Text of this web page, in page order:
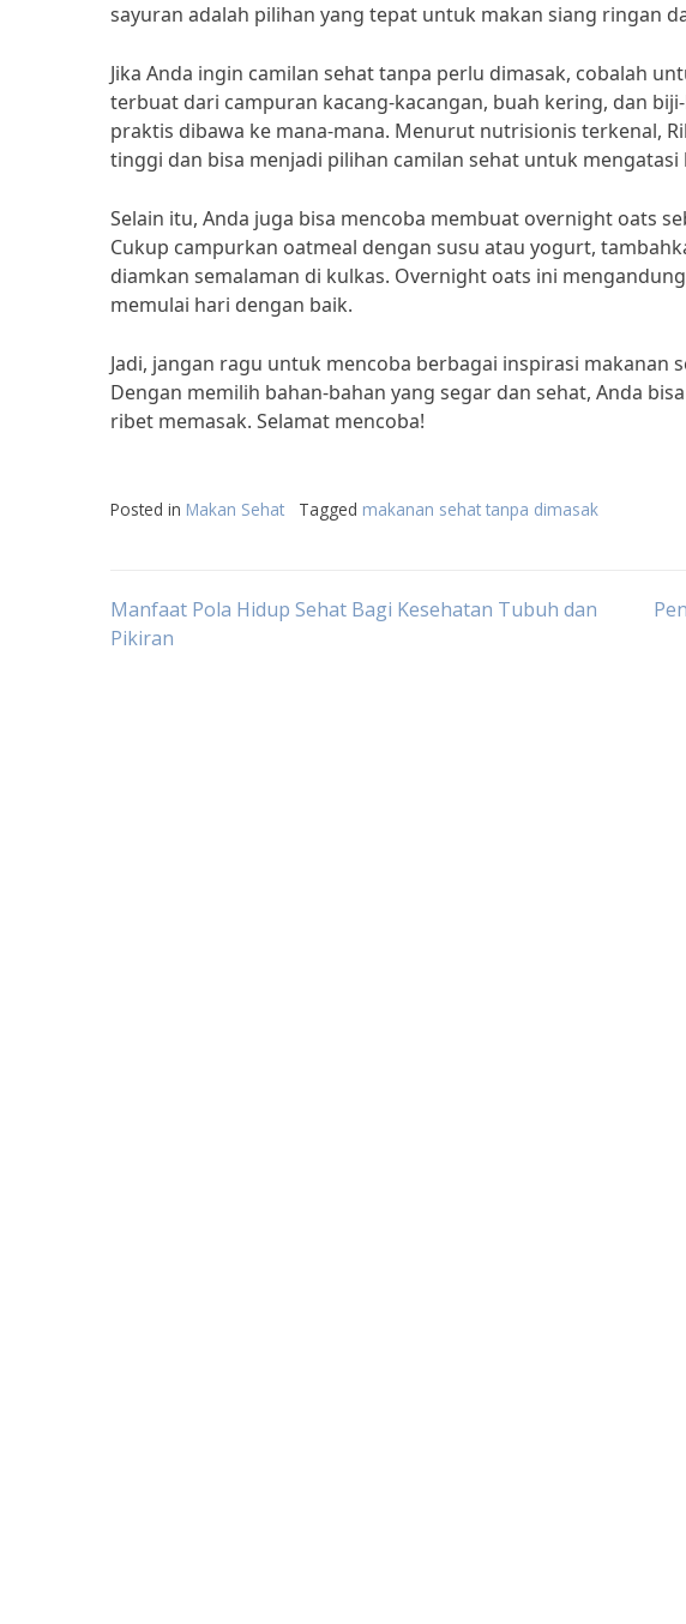
sayuran adalah pilihan yang tepat untuk makan siang ringan
Jika Anda ingin camilan sehat tanpa perlu dimasak, cobalah
terbuat dari campuran kacang-kacangan, buah kering, dan
praktis dibawa ke mana-mana. Menurut nutrisionis terkenal,
tinggi dan bisa menjadi pilihan camilan sehat untuk
Selain itu, Anda juga bisa mencoba membuat overnight oats
Cukup campurkan oatmeal dengan susu atau yogurt,
diamkan semalaman di kulkas. Overnight oats ini
memulai hari dengan baik.
Jadi, jangan ragu untuk mencoba berbagai inspirasi makanan
Dengan memilih bahan-bahan yang segar dan sehat, Anda
ribet memasak. Selamat mencoba!
Posted in Makan Sehat Tagged makanan sehat tanpa dimasak
Post
Manfaat Pola Hidup Sehat Bagi Kesehatan Tubuh dan
Pikiran